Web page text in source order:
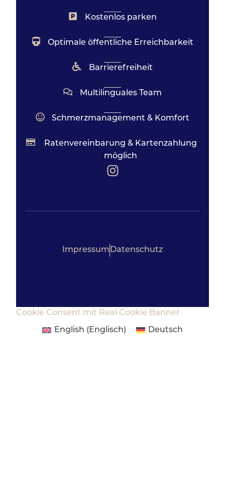
Kostenlos parken
Optimale öffentliche Erreichbarkeit
Barrierefreiheit
Multilinguales Team
Schmerzmanagement & Komfort
Ratenvereinbarung & Kartenzahlung
möglich
Impressum Datenschutz
Cookie Consent mit Real Cookie Banner
English ( Englisch) Deutsch